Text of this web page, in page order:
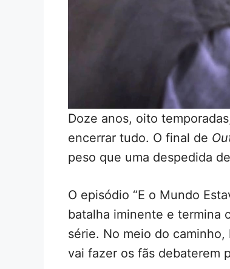
Doze anos, oito
encerrar tudo. O final de
peso que uma despedida
O episódio “E o Mundo
batalha iminente e termina
série. No meio do
vai fazer os fãs debaterem